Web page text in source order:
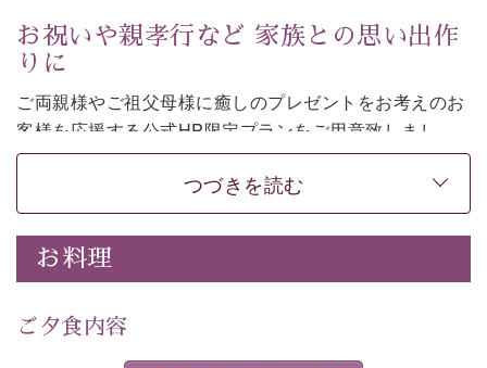
お祝いや親孝行など 家族との思い出作
りに
ご両親様やご祖父母様に癒しのプレゼントをお考えのお
客様を応援する公式HP限定プランをご用意致しまし
た。
日頃なかなか言えない感謝の気持ちを
お伝えし
てみてはいかがでしょうか。
-----------【安心への取り組み】----------
個室料亭、貸切風呂のご利用が可能な上、 安心安全にご
30項目以上からなる独自の衛生・消毒プログラムの基、
つづきを読む
お料理
ご夕食内容